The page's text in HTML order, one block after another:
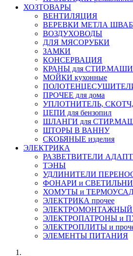
ХОЗТОВАРЫ
ВЕНТИЛЯЦИЯ
ВЕРЕВКИ МЕТЛА
ВОЗДУХОВОДЫ
ДЛЯ МЯСОРУБКИ
ЗАМКИ
КОНСЕРВАЦИЯ
КРАНЫ для
МОЙКИ кухонные
ПРОЧЕЕ для дома
УПЛОТНИТЕЛЬ,
ЦЕПИ для бензопил
ШЛАНГИ для
ШТОРЫ В ВАННУ
СКОБЯНЫЕ изделия
ЭЛЕКТРИКА
РАЗВЕТВИТЕЛИ
ТЭНЫ
УДЛИНИТЕЛИ
ФОНАРИ и
ХОМУТЫ и
ЭЛЕКТРИКА прочее
ЭЛЕКТРОМОНТАЖНЫЙ
ЭЛЕКТРОПАТРОНЫ и
ЭЛЕКТРОПЛИТЫ и
ЭЛЕМЕНТЫ ПИТАНИЯ